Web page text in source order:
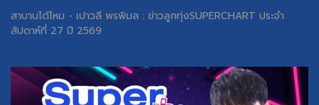
สาบานได้ไหม - เปาวลี พรพิมล : ข่าวลูกทุ่งSUPERCHART ประจำ
สัปดาห์ที่ 27 ปี 2569